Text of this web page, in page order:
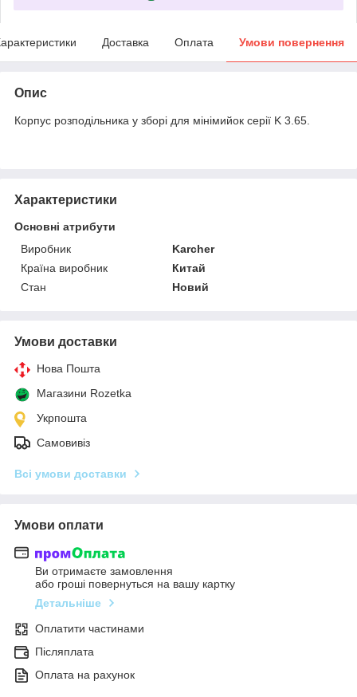
Доставка Оплата Умови повернення
Опис
Корпус розподільника у зборі для мінімийок серії K 3.65.
Характеристики
Основні атрибути
Виробник
Karcher
Країна виробник
Китай
Стан
Новий
Умови доставки
Нова Пошта
Магазини Rozetka
Укрпошта
Самовивіз
Всі умови доставки
Умови оплати
Ви отримаєте замовлення
або гроші повернуться на вашу картку
Детальніше
Оплатити частинами
Післяплата
Оплата на рахунок